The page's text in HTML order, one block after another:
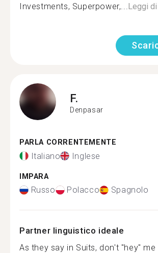
Investments, Superpower,...Leggi
F.
Denpasar
PARLA CORRENTEMENTE
Italiano Inglese
IMPARA
Russo Polacco Spagnolo
Partner linguistico ideale
As they say in Suits, don't "hey" me